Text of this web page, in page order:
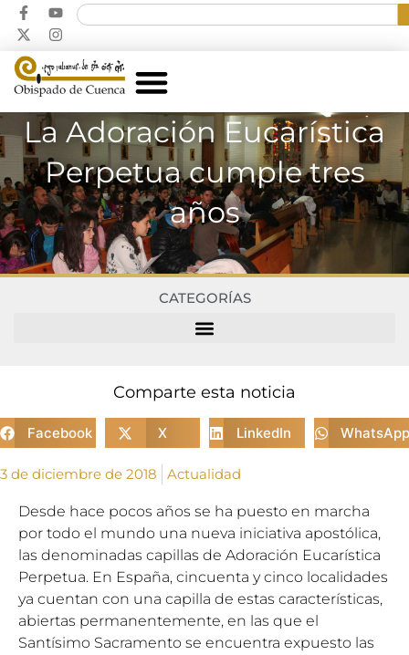
La Adoración Eucarística
Perpetua cumple tres
años
CATEGORÍAS
Comparte esta noticia
Facebook X LinkedIn WhatsApp
3 de diciembre de 2018 Actualidad
Desde hace pocos años se ha puesto en marcha
por todo el mundo una nueva iniciativa apostólica,
las denominadas capillas de Adoración Eucarística
Perpetua. En España, cincuenta y cinco localidades
ya cuentan con una capilla de estas características,
abiertas permanentemente, en las que el
Santísimo Sacramento se encuentra expuesto las